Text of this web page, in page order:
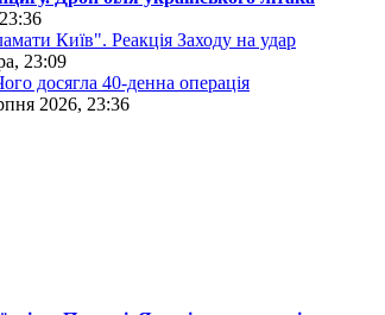
Київ". Реакція Заходу на удар
23:09
досягла 40-денна операція
2026, 23:36